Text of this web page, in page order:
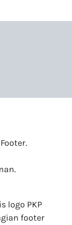
logo PKP
footer